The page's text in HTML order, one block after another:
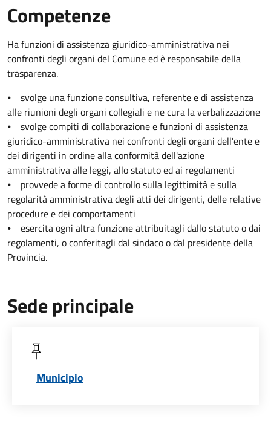
Competenze
Ha funzioni di assistenza giuridico-amministrativa nei
confronti degli organi del Comune ed è responsabile della
trasparenza.
⦁ svolge una funzione consultiva, referente e di assistenza
alle riunioni degli organi collegiali e ne cura la verbalizzazione
⦁ svolge compiti di collaborazione e funzioni di assistenza
giuridico-amministrativa nei confronti degli organi dell'ente e
dei dirigenti in ordine alla conformità dell'azione
amministrativa alle leggi, allo statuto ed ai regolamenti
⦁ provvede a forme di controllo sulla legittimità e sulla
regolarità amministrativa degli atti dei dirigenti, delle relative
procedure e dei comportamenti
⦁ esercita ogni altra funzione attribuitagli dallo statuto o dai
regolamenti, o conferitagli dal sindaco o dal presidente della
Provincia.
Sede principale
Municipio